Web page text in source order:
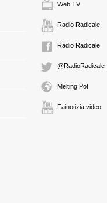
Web TV
Radio Radicale
Radio Radicale
@RadioRadicale
Melting Pot
Fainotizia video